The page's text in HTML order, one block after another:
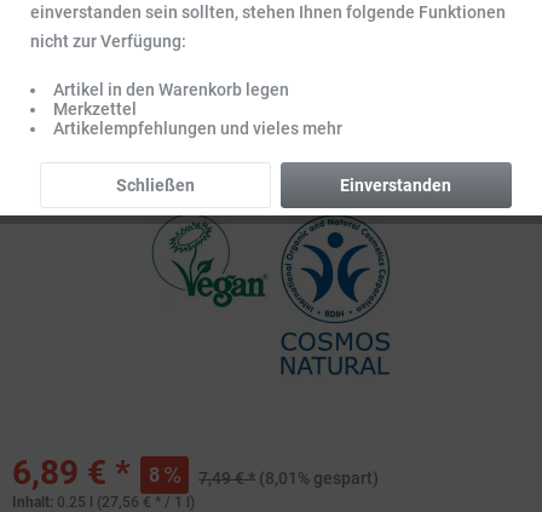
6,89 € * 8 7,49 € * (8,01% gespart)
Inhalt: 0.25 l (27,56 € * / 1 l)
einverstanden sein sollten, stehen Ihnen folgende Funktionen
nicht zur Verfügung:
Artikel in den Warenkorb legen
Merkzettel
Artikelempfehlungen und vieles mehr
Einverstanden
Schließen